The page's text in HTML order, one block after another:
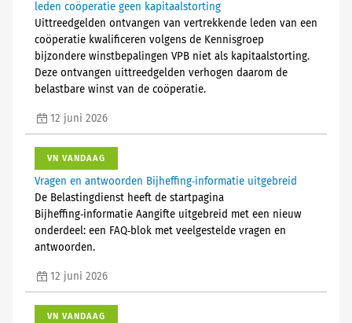
leden coöperatie geen kapitaalstorting
Uittreedgelden ontvangen van vertrekkende leden van een
coöperatie kwalificeren volgens de Kennisgroep
bijzondere winstbepalingen VPB niet als kapitaalstorting.
Deze ontvangen uittreedgelden verhogen daarom de
belastbare winst van de coöperatie.
12 juni 2026
VN VANDAAG
Vragen en antwoorden Bijheffing‑informatie uitgebreid
De Belastingdienst heeft de startpagina
Bijheffing‑informatie Aangifte uitgebreid met een nieuw
onderdeel: een FAQ‑blok met veelgestelde vragen en
antwoorden.
12 juni 2026
VN VANDAAG